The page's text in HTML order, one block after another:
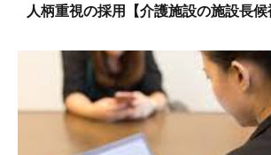
人柄重視の採用【介護施設の施設長